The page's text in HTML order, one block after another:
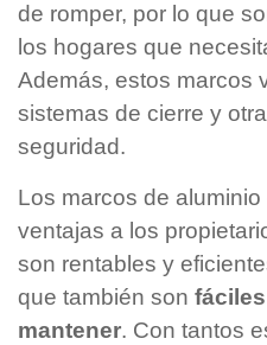
de romper, por lo que
los hogares que
Además, estos marcos
sistemas de cierre y
seguridad.
Los marcos de
ventajas a los
son rentables y
que también son
mantener. Con tantos